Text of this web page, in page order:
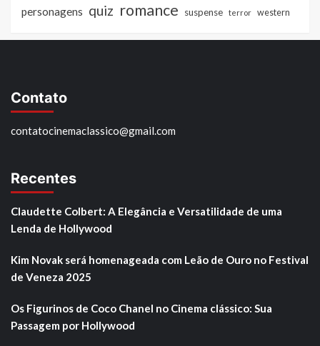
personagens quiz romance suspense terror western
Contato
contatocinemaclassico@gmail.com
Recentes
Claudette Colbert: A Elegância e Versatilidade de uma
Lenda de Hollywood
Kim Novak será homenageada com Leão de Ouro no Festival
de Veneza 2025
Os Figurinos de Coco Chanel no Cinema clássico: Sua
Passagem por Hollywood